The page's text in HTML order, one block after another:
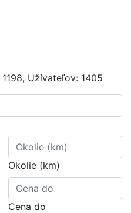
1198, Užívateľov: 1405
Okolie (km)
Cena do